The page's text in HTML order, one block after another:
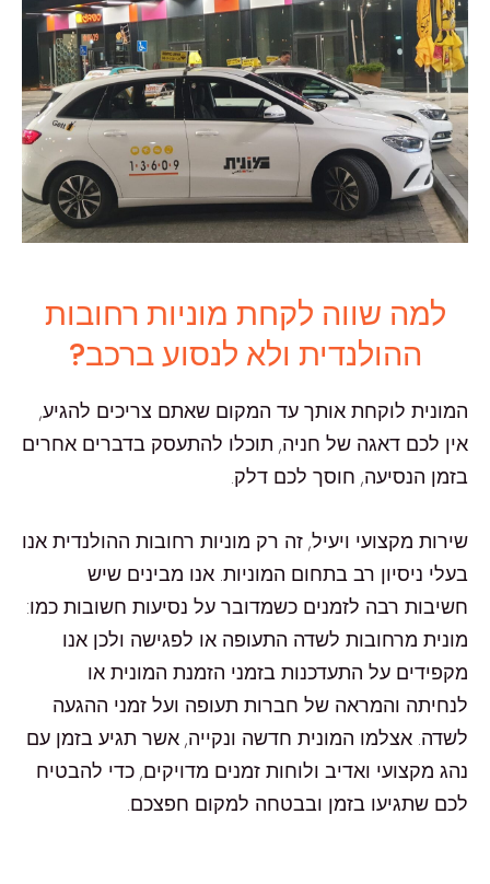
למה שווה לקחת מוניות רחובות
ההולנדית ולא לנסוע ברכב?
המונית לוקחת אותך עד המקום שאתם צריכים להגיע,
אין לכם דאגה של חניה, תוכלו להתעסק בדברים אחרים
בזמן הנסיעה, חוסך לכם דלק.
שירות מקצועי ויעיל, זה רק מוניות רחובות ההולנדית אנו
בעלי ניסיון רב בתחום המוניות. אנו מבינים שיש
חשיבות רבה לזמנים כשמדובר על נסיעות חשובות כמו:
מונית מרחובות לשדה התעופה או לפגישה ולכן אנו
מקפידים על התעדכנות בזמני הזמנת המונית או
לנחיתה והמראה של חברות תעופה ועל זמני ההגעה
לשדה. אצלמו המונית חדשה ונקייה, אשר תגיע בזמן עם
נהג מקצועי ואדיב ולוחות זמנים מדויקים, כדי להבטיח
לכם שתגיעו בזמן ובבטחה למקום חפצכם.